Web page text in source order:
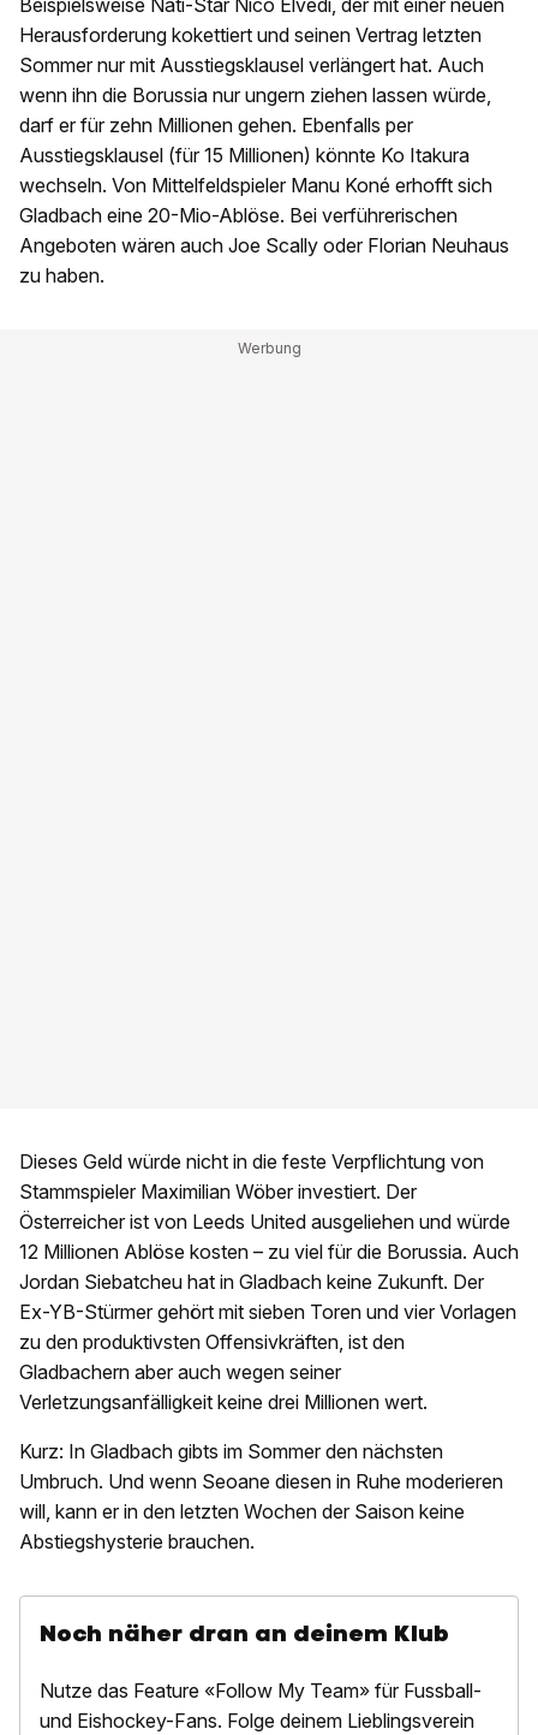
Beispielsweise Nati-Star Nico Elvedi, der mit einer neuen
Herausforderung kokettiert und seinen Vertrag letzten
Sommer nur mit Ausstiegsklausel verlängert hat. Auch
wenn ihn die Borussia nur ungern ziehen lassen würde,
darf er für zehn Millionen gehen. Ebenfalls per
Ausstiegsklausel (für 15 Millionen) könnte Ko Itakura
wechseln. Von Mittelfeldspieler Manu Koné erhofft sich
Gladbach eine 20-Mio-Ablöse. Bei verführerischen
Angeboten wären auch Joe Scally oder Florian Neuhaus
zu haben.
Dieses Geld würde nicht in die feste Verpflichtung von
Stammspieler Maximilian Wöber investiert. Der
Österreicher ist von Leeds United ausgeliehen und würde
12 Millionen Ablöse kosten – zu viel für die Borussia. Auch
Jordan Siebatcheu hat in Gladbach keine Zukunft. Der
Ex-YB-Stürmer gehört mit sieben Toren und vier Vorlagen
zu den produktivsten Offensivkräften, ist den
Gladbachern aber auch wegen seiner
Verletzungsanfälligkeit keine drei Millionen wert.
Kurz: In Gladbach gibts im Sommer den nächsten
Umbruch. Und wenn Seoane diesen in Ruhe moderieren
will, kann er in den letzten Wochen der Saison keine
Abstiegshysterie brauchen.
Noch näher dran an deinem Klub
Nutze das Feature «Follow My Team» für Fussball-
und Eishockey-Fans. Folge deinem Lieblingsverein